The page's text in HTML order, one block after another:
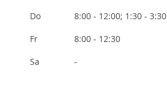
Do
8:00 - 12:00; 1:30 - 3:30
Fr
8:00 - 12:30
Sa
-